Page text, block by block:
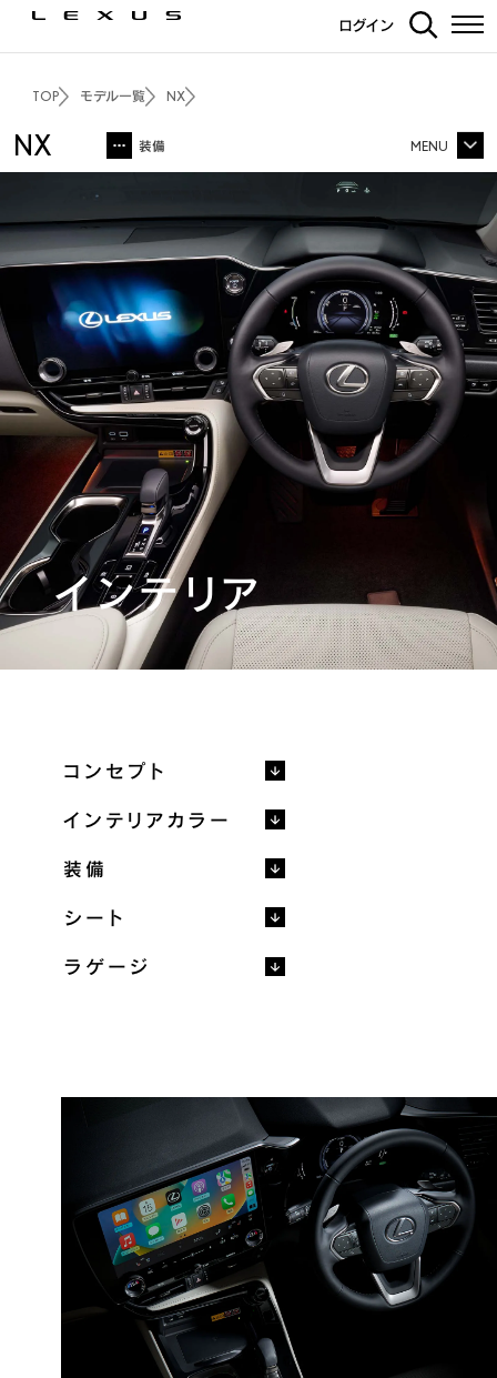
ログイン
TOP モデル一覧 NX
インテリアカラー
装備
NX MENU
NX TOP
価格・パッケージ
3Dシミュレーション
エクステリア
インテリア
走行性能
PHEV
F SPORT
OVERTRAIL
安全装備
カーライフサポート
カーナビ・その他装備
ディーラーオプション
ギャラリー
プレスリリース
FAQ
カタログ/取扱説明書
フォトブック
機能詳細カタログ
パッケージ別装備比較
主要諸元/環境仕様書
取扱説明書
試乗予約
インテリア
コンセプト
インテリアカラー
装備
シート
ラゲージ